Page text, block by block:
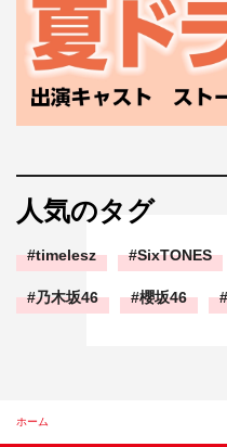
人気のタグ
timelesz SixTONES
乃木坂46 櫻坂46
ホーム